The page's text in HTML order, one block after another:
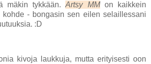
mäkin tykkään.Artsy MMon kaikkein
kohde - bongasin sen eilen selaillessani
:D
kivoja laukkuja, mutta erityisesti oon